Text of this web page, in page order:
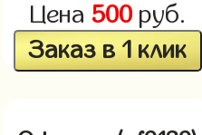
Цена 500руб.
Заказ в 1 клик